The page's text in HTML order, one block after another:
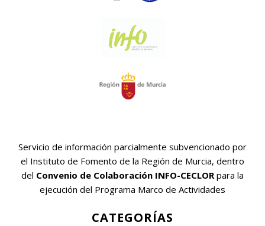
Servicio de información parcialmente subvencionado por
el Instituto de Fomento de la Región de Murcia, dentro
del Convenio de Colaboración INFO-CECLOR para la
ejecución del Programa Marco de Actividades
CATEGORÍAS